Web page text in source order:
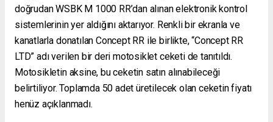
doğrudan WSBK M 1000 RR’dan alınan elektronik kontrol
sistemlerinin yer aldığını aktarıyor. Renkli bir ekranla ve
kanatlarla donatılan Concept RR ile birlikte, “Concept RR
LTD” adı verilen bir deri motosiklet ceketi de tanıtıldı.
Motosikletin aksine, bu ceketin satın alınabileceği
belirtiliyor. Toplamda 50 adet üretilecek olan ceketin fiyatı
henüz açıklanmadı.